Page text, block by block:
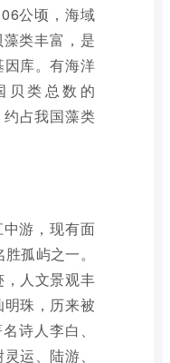
公顷，海域
类丰富，是
库。有海洋
贝类总数的
占我国藻类
游，现有面
孤屿之一。
人文景观丰
珠，历来被
诗人李白、
运、陆游、